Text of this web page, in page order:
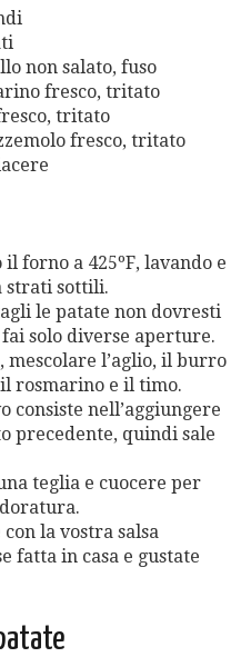
non salato, fuso
fresco, tritato
tritato
fresco, tritato
forno a 425ºF, lavando e
strati sottili.
le patate non dovresti
solo diverse aperture.
mescolare l’aglio, il burro
rosmarino e il timo.
consiste nell’aggiungere
precedente, quindi sale
teglia e cuocere per
la vostra salsa
fatta in casa e gustate